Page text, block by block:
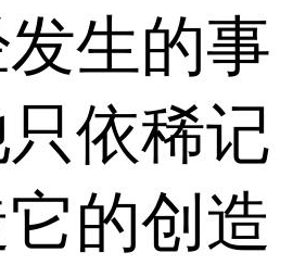
生的事
依稀记
的创造